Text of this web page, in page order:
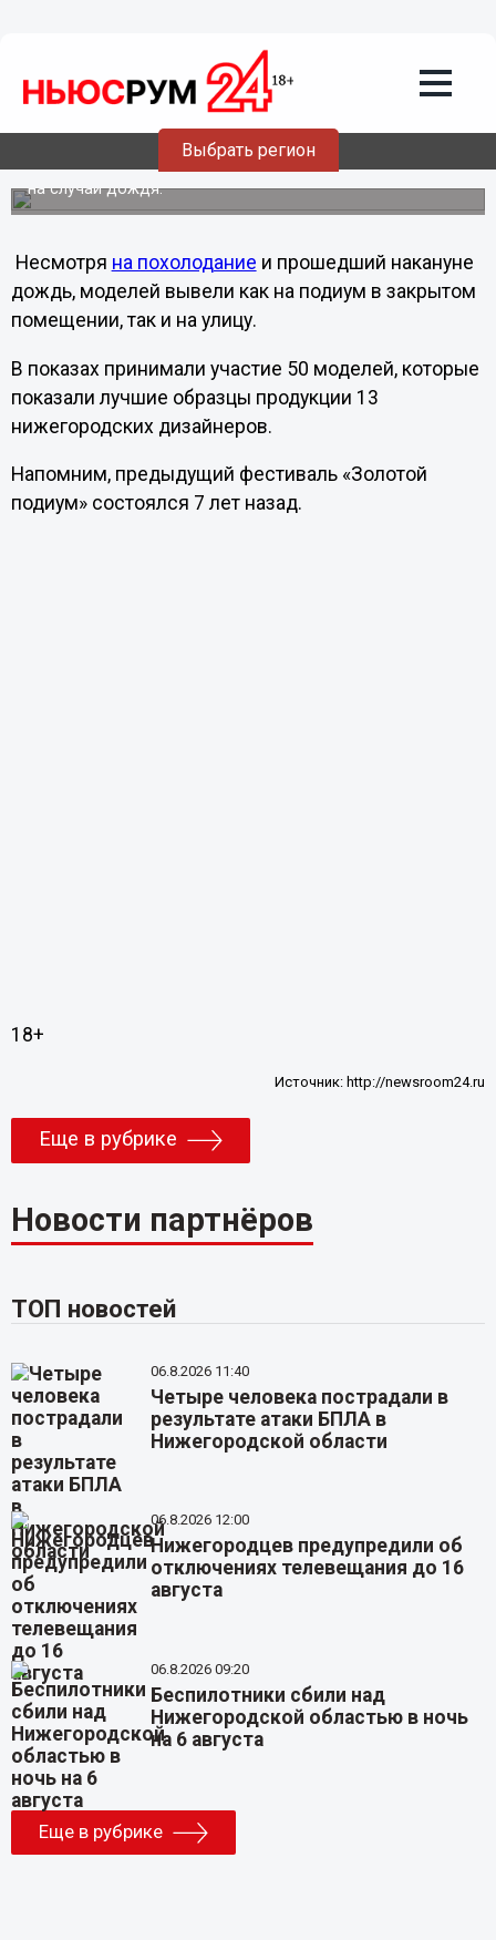
Выбрать регион
состоялся в Нижнем Новгороде: в
условиях похолодания и без fashion-
25 апреля было смонтировано сразу 2 подиума - 1 на
улице на случай хорошей погоды - другой внутри здания
на случай дождя.
Несмотря на похолодание и прошедший накануне
дождь, моделей вывели как на подиум в закрытом
помещении, так и на улицу.
В показах принимали участие 50 моделей, которые
показали лучшие образцы продукции 13
нижегородских дизайнеров.
Напомним, предыдущий фестиваль «Золотой
подиум» состоялся 7 лет назад.
18+
Источник: http://newsroom24.ru
Еще в рубрике
Новости партнёров
ТОП новостей
06.8.2026 11:40
Четыре человека пострадали в
результате атаки БПЛА в
Нижегородской области
06.8.2026 12:00
Нижегородцев предупредили об
отключениях телевещания до 16
августа
06.8.2026 09:20
Беспилотники сбили над
Нижегородской областью в ночь
на 6 августа
Еще в рубрике